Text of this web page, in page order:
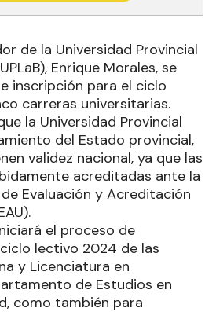
de la Universidad Provincial
Enrique Morales, se
inscripción para el ciclo
carreras universitarias.
la Universidad Provincial
del Estado provincial,
validez nacional, ya que las
acreditadas ante la
Evaluación y Acreditación
el proceso de
lectivo 2024 de las
y Licenciatura en
de Estudios en
como también para